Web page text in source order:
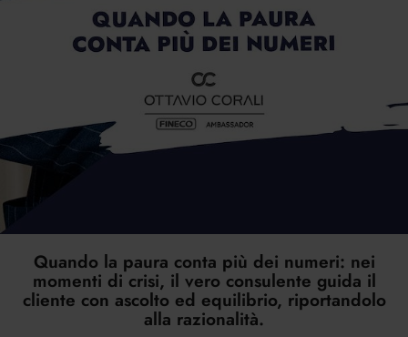
Quando la paura conta più dei numeri: nei
momenti di crisi, il vero consulente guida il
cliente con ascolto ed equilibrio, riportandolo
alla razionalità.